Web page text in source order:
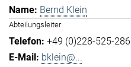
Bernd Klein
Abteilungsleiter
+49 (0)228-525-286
bklein@...